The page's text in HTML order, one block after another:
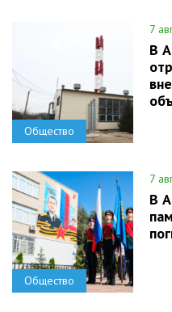
Общество
7
В
Общество
7
В